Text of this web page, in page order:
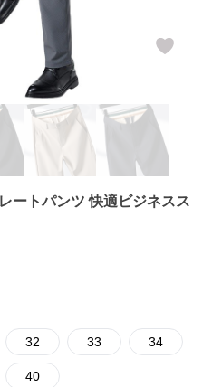
ートパンツ 快適ビジネスス
32 33 34
40